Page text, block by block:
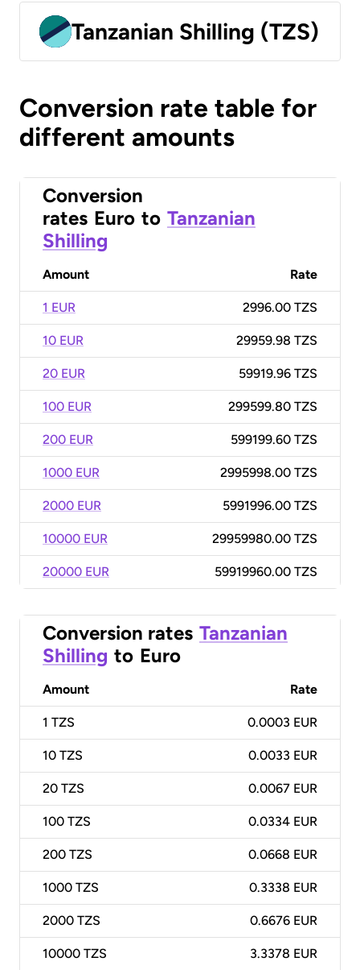
Tanzanian Shilling (TZS)
Conversion rate table for
different amounts
Conversion
rates Euro to Tanzanian
Shilling
Amount Rate
1 EUR 2996.00 TZS
10 EUR 29959.98 TZS
20 EUR 59919.96 TZS
100 EUR 299599.80 TZS
200 EUR 599199.60 TZS
1000 EUR 2995998.00 TZS
2000 EUR 5991996.00 TZS
10000 EUR 29959980.00 TZS
20000 EUR 59919960.00 TZS
Conversion rates Tanzanian
Shilling to Euro
Amount Rate
1 TZS 0.0003 EUR
10 TZS 0.0033 EUR
20 TZS 0.0067 EUR
100 TZS 0.0334 EUR
200 TZS 0.0668 EUR
1000 TZS 0.3338 EUR
2000 TZS 0.6676 EUR
10000 TZS 3.3378 EUR